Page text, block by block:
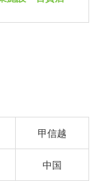
甲信越
中国